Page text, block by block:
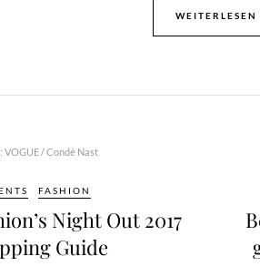
WEITERLESEN
VOGUE / Condé Nast
FASHION
Night Out 2017
Guide